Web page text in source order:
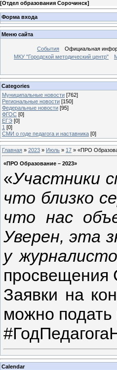
[Отдел образования Сорочинск]
Форма входа
Меню сайта
События Официальная
МКУ "Городской методический центр"
Categories
Муниципальные новости [762]
Региональные новости [150]
Федеральные новости [95]
ФГОС [0]
ЕГЭ [0]
1 [0]
СМИ о годе педагога и наставника [0]
Главная » 2023 » Июль » 17 » «ПРО
«ПРО Образование – 2023»
«Участники
что близко
что нас
Уверен, эта
у
просвещения
Заявки на
можно подать
Calendar